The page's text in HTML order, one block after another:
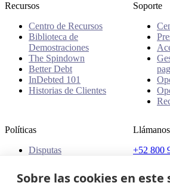
Recursos
Centro de Recursos
Biblioteca de
Demostraciones
The Spindown
Better Debt
InDebted 101
Historias de Clientes
Soporte
Políticas
Disputas
Políticas
Llámanos
+52 800
Dirección
Sobre las cookies en este